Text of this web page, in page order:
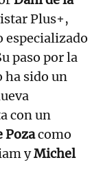
Plus+,
especializado
paso por la
ha sido un
con un
Pozacomo
yMichel